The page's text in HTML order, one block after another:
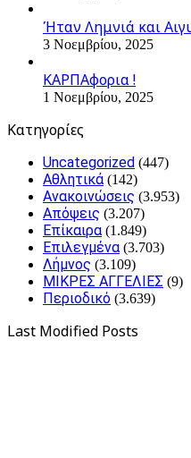
Ήταν Λημνιά και
3 Νοεμβρίου, 2025
ΚΑΡΠΑφορια !
1 Νοεμβρίου, 2025
Kατηγορίες
Uncategorized (447)
Αθλητικά (142)
Ανακοινώσεις (3.953)
Απόψεις (3.207)
Επίκαιρα (1.849)
Επιλεγμένα (3.703)
Λήμνος (3.109)
ΜΙΚΡΕΣ ΑΓΓΕΛΙΕΣ (9)
Περιοδικό (3.639)
Last Modified Posts